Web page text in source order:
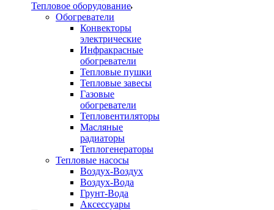
Тепловое оборудование
Обогреватели
Конвекторы
электрические
Инфракрасные
обогреватели
Тепловые пушки
Тепловые завесы
Газовые
обогреватели
Тепловентиляторы
Масляные
радиаторы
Теплогенераторы
Тепловые насосы
Воздух-Воздух
Воздух-Вода
Грунт-Вода
Аксессуары